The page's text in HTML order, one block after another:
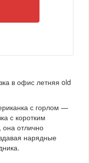
в офис летняя old
с горлом —
с коротким
отлично
нарядные